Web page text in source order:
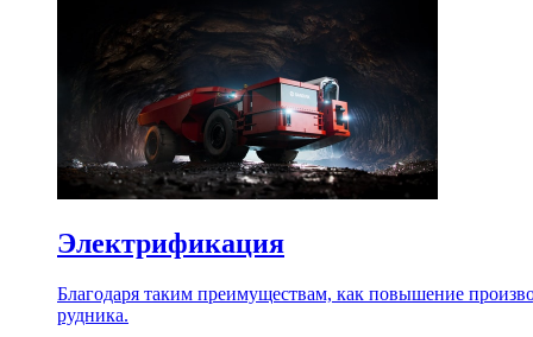
Электрификация
Благодаря таким преимуществам, как повышение
рудника.